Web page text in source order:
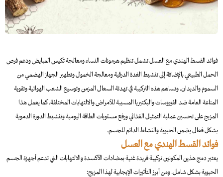
فوائد القسط الهندي مع العسل تشمل تنظيم هرمونات النساء ومعالجة تكيس المبايض ودعم فرص
الحمل الطبيعي بالإضافة إلى تنشيط الغدة الدرقية ومعالجة الخمول وتطهير الجهاز الهضمي من
السموم والديدان. وتساهم هذه التركيبة في تهدئة السعال المزمن وتوسيع الشعب الهوائية وتقوية
المناعة العامة ضد الفيروسات والبكتيريا المسببة للأمراض والالتهابات المختلفة. كما يعمل هذا
المزيج على تحسين عملية التمثيل الغذائي ورفع مستويات الطاقة اليومية وتنشيط الدورة الدموية
بشكل فعال يضمن الحيوية والنشاط الدائم للجسم.
فوائد القسط الهندي مع العسل
يعتبر دمج هذين المكونين تركيبة فريدة غنية بمضادات الأكسدة والالتهابات التي تدعم أجهزة الجسم
الحيوية بشكل شامل. ومن أبرز التأثيرات الإيجابية لهذا المزيج: